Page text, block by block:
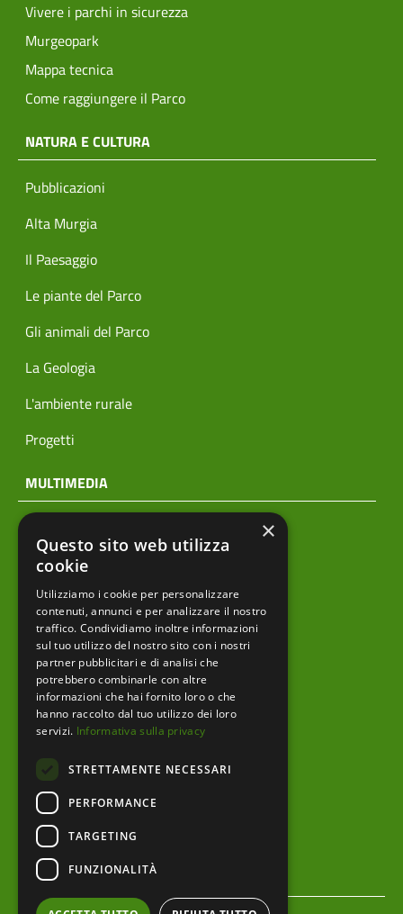
Vivere i parchi in sicurezza
Murgeopark
Mappa tecnica
Come raggiungere il Parco
NATURA E CULTURA
Pubblicazioni
Alta Murgia
Il Paesaggio
Le piante del Parco
Gli animali del Parco
La Geologia
L'ambiente rurale
Progetti
MULTIMEDIA
Archivio news
Prodotti editoriali
menu footer
Ente
Amministrazione trasparente
Bandi e Avvisi
Area riservata
Servizi al cittadino
menu bottom footer
×
Questo sito web utilizza
cookie
Utilizziamo i cookie per personalizzare
contenuti, annunci e per analizzare il nostro
traffico. Condividiamo inoltre informazioni
sul tuo utilizzo del nostro sito con i nostri
partner pubblicitari e di analisi che
potrebbero combinarle con altre
informazioni che hai fornito loro o che
hanno raccolto dal tuo utilizzo dei loro
servizi. Informativa sulla privacy
STRETTAMENTE NECESSARI
PERFORMANCE
TARGETING
FUNZIONALITÀ